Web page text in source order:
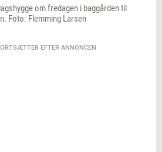
om fredagen i baggården til
Foto: Flemming Larsen
EFTER ANNONCEN